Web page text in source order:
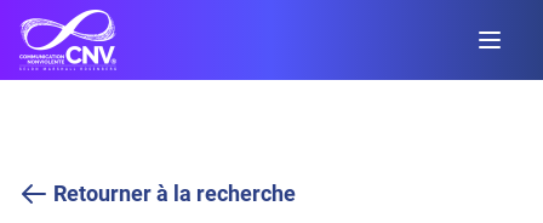
Retourner à la recherche